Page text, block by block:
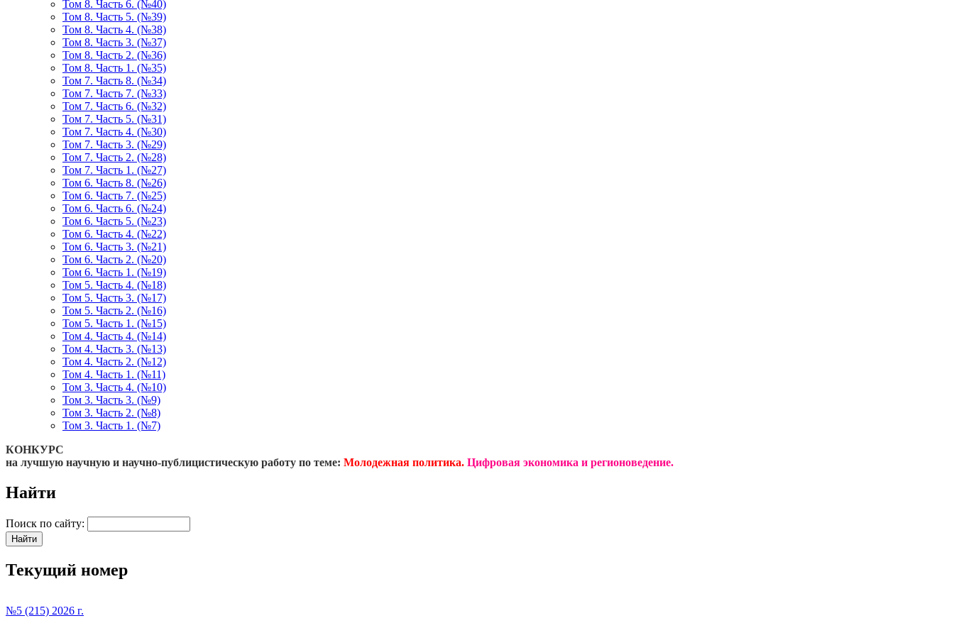
Том 8. Часть 6. (№40)
Том 8. Часть 5. (№39)
Том 8. Часть 4. (№38)
Том 8. Часть 3. (№37)
Том 8. Часть 2. (№36)
Том 8. Часть 1. (№35)
Том 7. Часть 8. (№34)
Том 7. Часть 7. (№33)
Том 7. Часть 6. (№32)
Том 7. Часть 5. (№31)
Том 7. Часть 4. (№30)
Том 7. Часть 3. (№29)
Том 7. Часть 2. (№28)
Том 7. Часть 1. (№27)
Том 6. Часть 8. (№26)
Том 6. Часть 7. (№25)
Том 6. Часть 6. (№24)
Том 6. Часть 5. (№23)
Том 6. Часть 4. (№22)
Том 6. Часть 3. (№21)
Том 6. Часть 2. (№20)
Том 6. Часть 1. (№19)
Том 5. Часть 4. (№18)
Том 5. Часть 3. (№17)
Том 5. Часть 2. (№16)
Том 5. Часть 1. (№15)
Том 4. Часть 4. (№14)
Том 4. Часть 3. (№13)
Том 4. Часть 2. (№12)
Том 4. Часть 1. (№11)
Том 3. Часть 4. (№10)
Том 3. Часть 3. (№9)
Том 3. Часть 2. (№8)
Том 3. Часть 1. (№7)
КОНКУРС
на лучшую научную и научно-публицистическую работу по теме: Молодежная политика. Цифровая экономика и регионоведение.
Найти
Поиск по сайту:
Текущий номер
№5 (215) 2026 г.